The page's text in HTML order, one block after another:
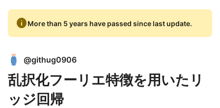
infoMore than 5 years have passed since last update.
@githug0906
乱択化フーリエ特徴を用いたリ
ッジ回帰